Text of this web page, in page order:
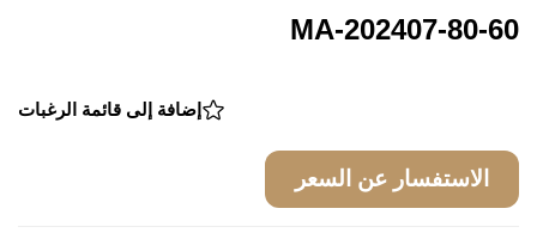
MA-202407-80-60
إضافة إلى قائمة الرغبات
الاستفسار عن السعر